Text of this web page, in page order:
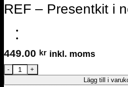
REF – Presentkit i
449.00 kr inkl. moms
REF - Presentkit i necessär mängd
Lägg till i